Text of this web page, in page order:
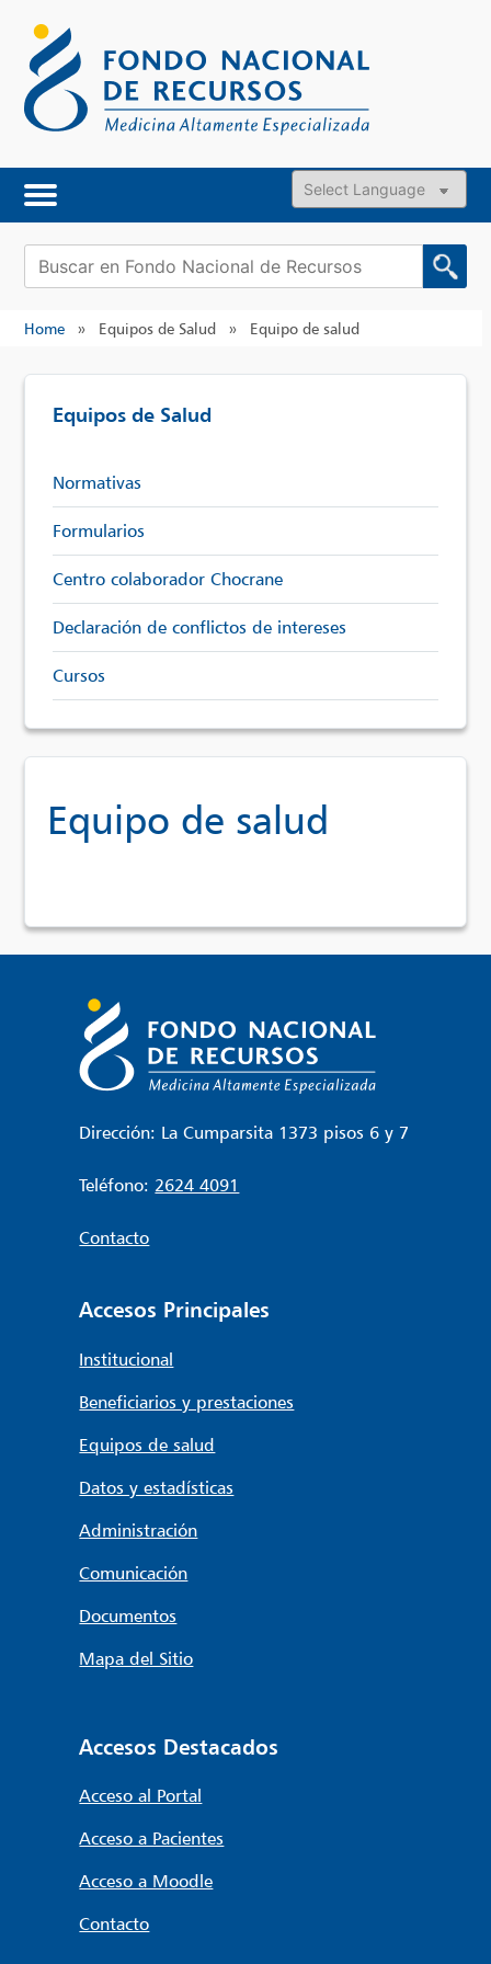
content
Powered by
Buscar:
Home » Equipos de Salud » Equipo de salud
Equipos de Salud
Normativas
Formularios
Centro colaborador Chocrane
Declaración de conflictos de intereses
Cursos
Equipo de salud
Dirección: La Cumparsita 1373 pisos 6 y 7
Teléfono: 2624 4091
Contacto
Accesos Principales
Institucional
Beneficiarios y prestaciones
Equipos de salud
Datos y estadísticas
Administración
Comunicación
Documentos
Mapa del Sitio
Accesos Destacados
Acceso al Portal
Acceso a Pacientes
Acceso a Moodle
Contacto